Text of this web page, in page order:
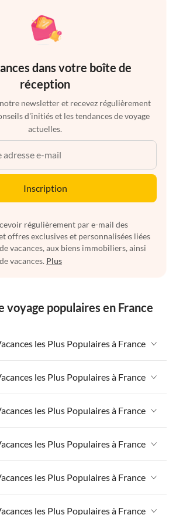
dans votre boîte de
réception
newsletter et recevez régulièrement
d'initiés et les tendances de voyage
actuelles.
Inscription
régulièrement par e-mail des
offres exclusives et personnalisées liées
vacances, aux biens immobiliers, ainsi
vacances. Plus
voyage populaires en France
les Plus Populaires à France
à France
à Paris-Ile de France
à Paris
à Côte atlantique
à la Normandie
les Plus Populaires à France
à France
à Paris-Ile de France
à Paris
à la Normandie
les Plus Populaires à France
à France
à Paris-Ile de France
à Paris
les Plus Populaires à France
à France
à Paris-Ile de France
les Plus Populaires à France
à Franceles Plus Populaires à France